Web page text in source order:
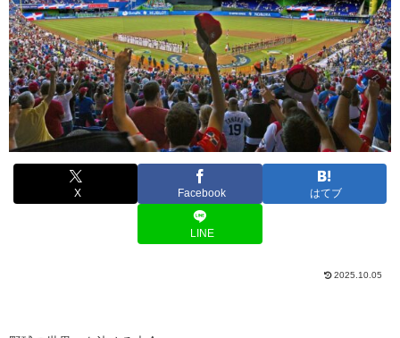
X Facebook はてブ
LINE
2025.10.05